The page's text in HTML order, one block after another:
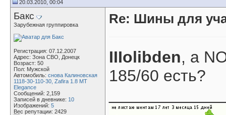
20.03.2010, 00:04
Бакс
Зарубежная группировка
Регистрация: 07.12.2007
Адрес: Зона СВО, Донецк
Возраст: 50
Пол: Мужской
Автомобиль: снова Калиновская
1118-30-110-30, Zafira 1.8 MT
Elegance
Сообщений: 2,159
Записей в дневнике: 10
Изображений: 5
Вес репутации: 2429
Re: Шины для
IIIolibden, а
185/60 есть?